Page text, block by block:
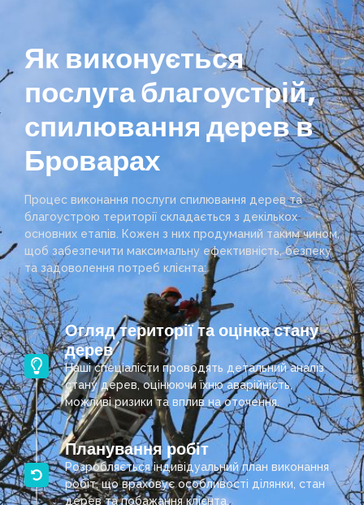
Як виконується
послуга благоустрій,
спилювання дерев в
Броварах
Процес виконання послуги спилювання дерев та
благоустрою території складається з декількох
основних етапів. Кожен з них продуманий таким чином,
щоб забезпечити максимальну ефективність, безпеку
та задоволення потреб клієнта:
Огляд території та оцінка стану
дерев
Наші спеціалісти проводять детальний аналіз
стану дерев, оцінюючи їхню аварійність,
можливі ризики та вплив на оточення.
Планування робіт
Розробляється індивідуальний план виконання
робіт, що враховує особливості ділянки, стан
дерев та побажання клієнта.